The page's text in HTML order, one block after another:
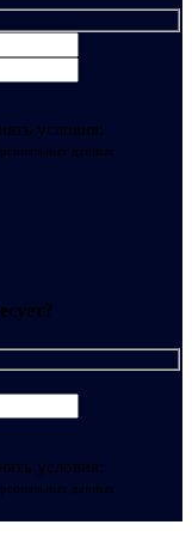
условия:
данных
условия:
данных